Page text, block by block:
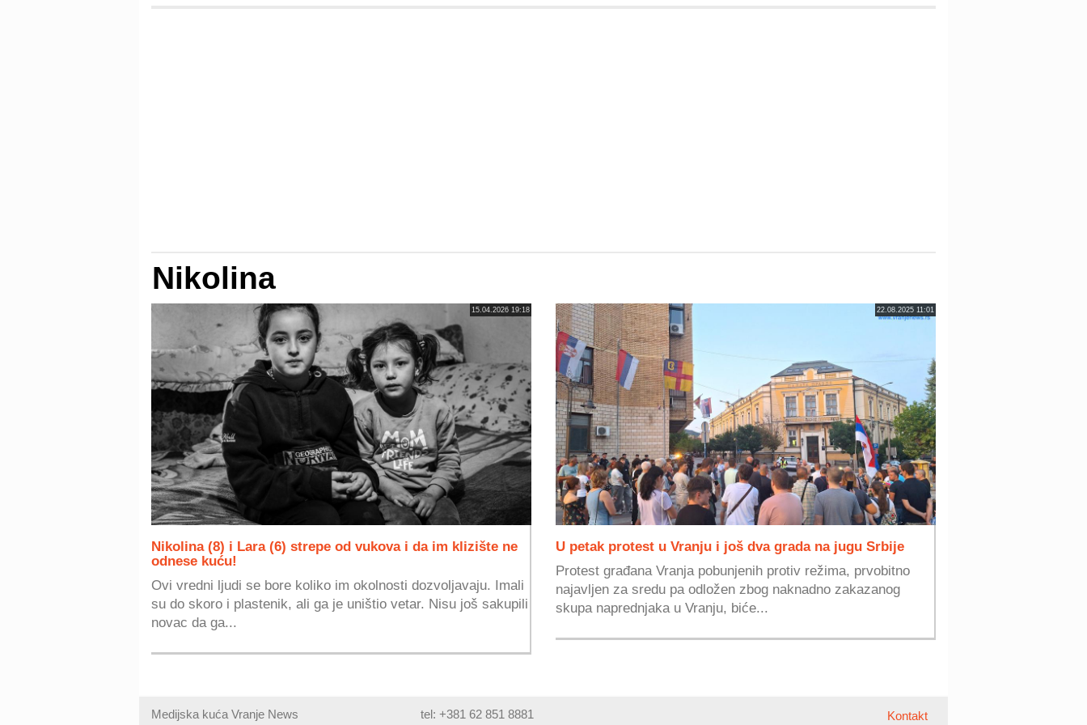
Nikolina
15.04.2026 19:18
Nikolina (8) i Lara (6) strepe od vukova i da im klizište ne
odnese kuću!
Ovi vredni ljudi se bore koliko im okolnosti dozvoljavaju. Imali
su do skoro i plastenik, ali ga je uništio vetar. Nisu još sakupili
novac da ga...
22.08.2025 11:01
U petak protest u Vranju i još dva grada na jugu Srbije
Protest građana Vranja pobunjenih protiv režima, prvobitno
najavljen za sredu pa odložen zbog naknadno zakazanog
skupa naprednjaka u Vranju, biće...
Medijska kuća Vranje News tel: +381 62 851 8881 Kontakt